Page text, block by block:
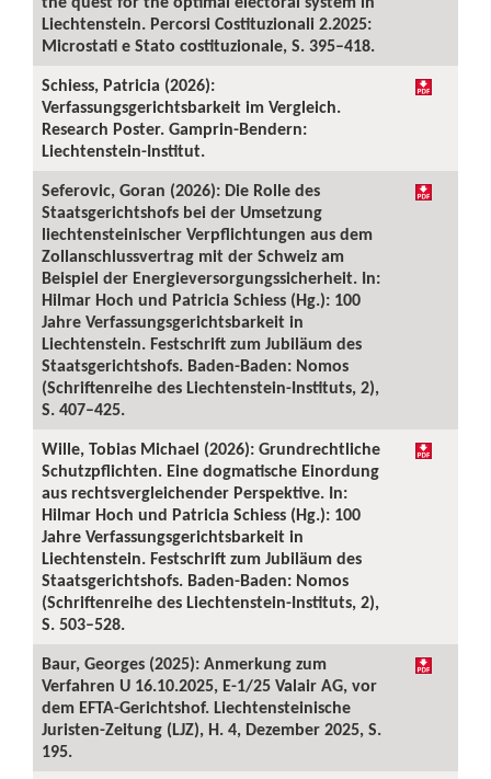
Liechtenstein. Percorsi Costituzionali 2.2025:
Microstati e Stato costituzionale, S. 395–418.
Schiess, Patricia (2026):
Verfassungsgerichtsbarkeit im Vergleich.
Research Poster. Gamprin-Bendern:
Liechtenstein-Institut.
Seferovic, Goran (2026): Die Rolle des
Staatsgerichtshofs bei der Umsetzung
liechtensteinischer Verpflichtungen aus dem
Zollanschlussvertrag mit der Schweiz am
Beispiel der Energieversorgungssicherheit. In:
Hilmar Hoch und Patricia Schiess (Hg.): 100
Jahre Verfassungsgerichtsbarkeit in
Liechtenstein. Festschrift zum Jubiläum des
Staatsgerichtshofs. Baden-Baden: Nomos
(Schriftenreihe des Liechtenstein-Instituts, 2),
S. 407–425.
Wille, Tobias Michael (2026): Grundrechtliche
Schutzpflichten. Eine dogmatische Einordung
aus rechtsvergleichender Perspektive. In:
Hilmar Hoch und Patricia Schiess (Hg.): 100
Jahre Verfassungsgerichtsbarkeit in
Liechtenstein. Festschrift zum Jubiläum des
Staatsgerichtshofs. Baden-Baden: Nomos
(Schriftenreihe des Liechtenstein-Instituts, 2),
S. 503–528.
Baur, Georges (2025): Anmerkung zum
Verfahren U 16.10.2025, E-1/25 Valair AG, vor
dem EFTA-Gerichtshof. Liechtensteinische
Juristen-Zeitung (LJZ), H. 4, Dezember 2025, S.
195.